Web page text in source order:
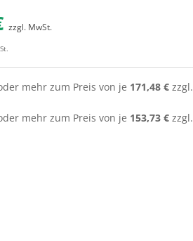
zzgl. MwSt.
mehr zum Preis von je 171,48 €zzgl.
mehr zum Preis von je 153,73 €zzgl.